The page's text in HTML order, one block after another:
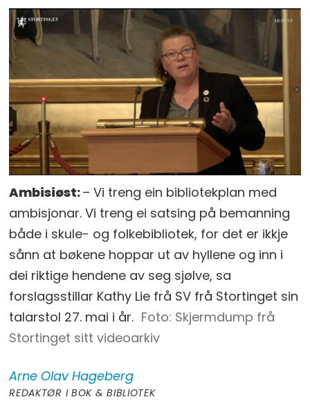
Ambisiøst:–Vi treng ein bibliotekplan med
ambisjonar. Vi treng ei satsing på bemanning
både i skule- og folkebibliotek, for det er ikkje
sånn at bøkene hoppar ut av hyllene og inn i
dei riktige hendene av seg sjølve, sa
forslagsstillar Kathy Lie frå SV frå Stortinget sin
talarstol 27. mai i år.
Skjermdump frå
Stortinget sitt videoarkiv
Arne Olav Hageberg
REDAKTØR I BOK & BIBLIOTEK